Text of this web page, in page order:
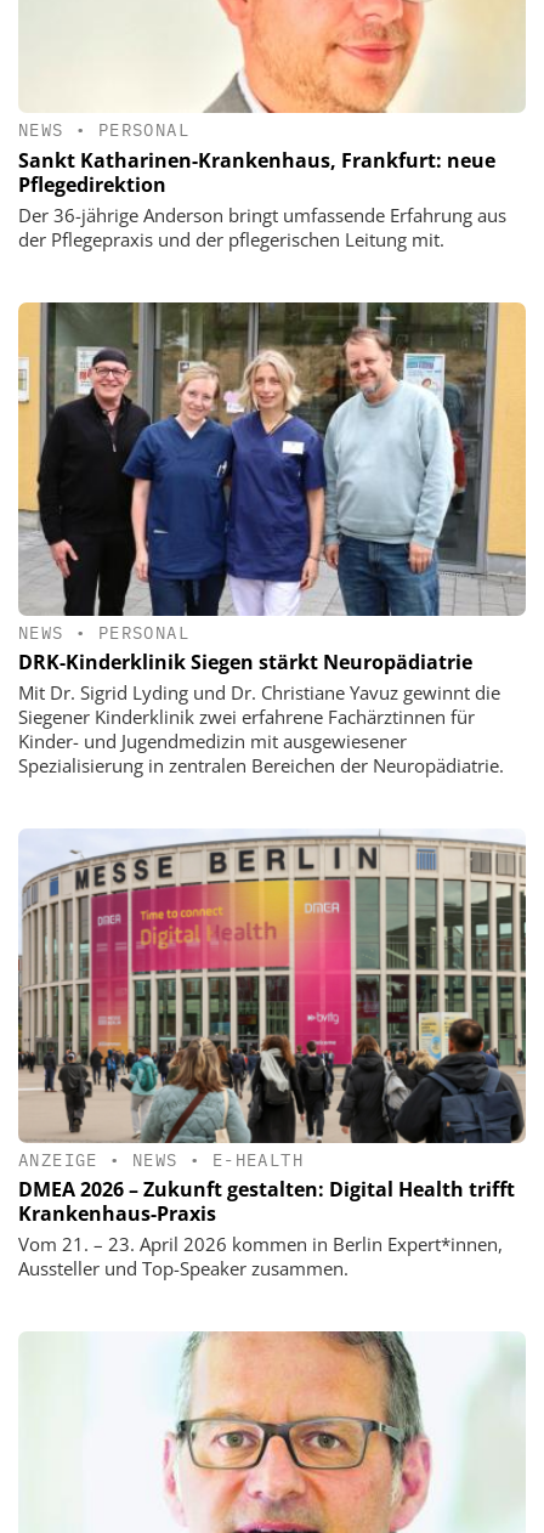
NEWS • PERSONAL
Sankt Katharinen-Krankenhaus, Frankfurt: neue
Pflegedirektion
Der 36-jährige Anderson bringt umfassende Erfahrung aus
der Pflegepraxis und der pflegerischen Leitung mit.
NEWS • PERSONAL
DRK-Kinderklinik Siegen stärkt Neuropädiatrie
Mit Dr. Sigrid Lyding und Dr. Christiane Yavuz gewinnt die
Siegener Kinderklinik zwei erfahrene Fachärztinnen für
Kinder- und Jugendmedizin mit ausgewiesener
Spezialisierung in zentralen Bereichen der Neuropädiatrie.
ANZEIGE • NEWS • E-HEALTH
DMEA 2026 – Zukunft gestalten: Digital Health trifft
Krankenhaus-Praxis
Vom 21. – 23. April 2026 kommen in Berlin Expert*innen,
Aussteller und Top-Speaker zusammen.